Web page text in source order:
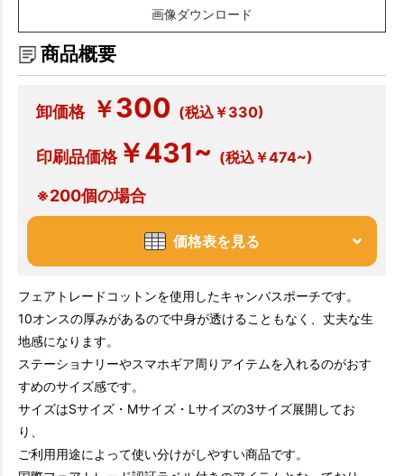
画像ダウンロード
商品概要
卸価格 ￥300 (税込￥330)
印刷品価格￥431~ (税込￥474~)
※200個の場合
価格表を見る
フェアトレードコットンを使用したキャンバスポーチです。
10オンスの厚みがあるので中身が透けることもなく、丈夫な生
地感になります。
ステーショナリーやスマホギア周りアイテムを入れるのがおす
すめのサイズ感です。
サイズはSサイズ・Mサイズ・Lサイズの3サイズ展開してお
り、
ご利用用途によって使い分けがしやすい商品です。